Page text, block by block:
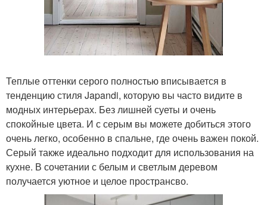
Теплые оттенки серого полностью вписывается в
тенденцию стиля Japandi, которую вы часто видите в
модных интерьерах. Без лишней суеты и очень
спокойные цвета. И с серым вы можете добиться этого
очень легко, особенно в спальне, где очень важен покой.
Серый также идеально подходит для использования на
кухне. В сочетании с белым и светлым деревом
получается уютное и целое пространсво.